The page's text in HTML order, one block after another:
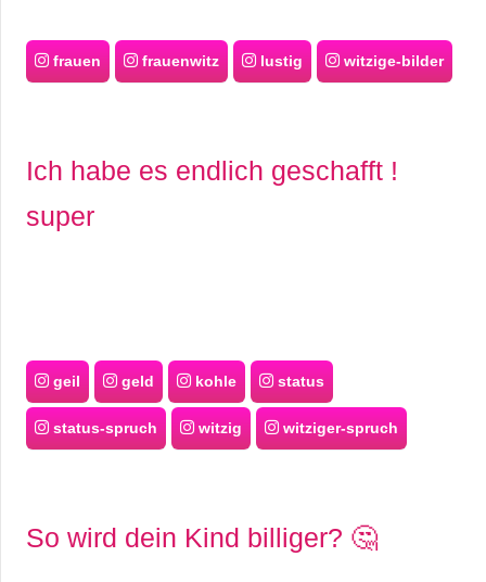
frauen frauenwitz lustig witzige-bilder
Ich habe es endlich geschafft !
super
geil geld kohle status
status-spruch witzig witziger-spruch
So wird dein Kind billiger? 🤔